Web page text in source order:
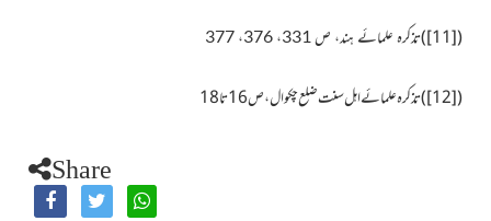
(
[11]
)تذکرہ علمائے ہند، ص 331، 376، 377
(
[12]
)تذکرہ علمائے اہل سنت ضلع چکوال،ص 16تا18
Share